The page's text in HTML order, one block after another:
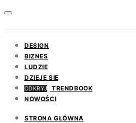
DESIGN
BIZNES
LUDZIE
DZIEJE SIĘ
ODKRYJ
TRENDBOOK
NOWOŚCI
STRONA GŁÓWNA